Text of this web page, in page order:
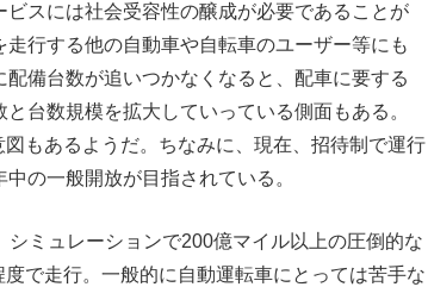
スには社会受容性の醸成が必要であることが
行する他の自動車や自転車のユーザー等にも
備台数が追いつかなくなると、配車に要する
台数規模を拡大していっている側面もある。
もあるようだ。ちなみに、現在、招待制で運行
の一般開放が目指されている。
ミュレーションで200億マイル以上の圧倒的な
で走行。一般的に自動運転車にとっては苦手な